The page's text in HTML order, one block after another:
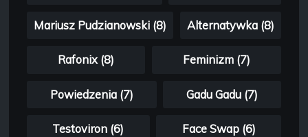
Mariusz Pudzianowski (8) Alternatywka (8)
Rafonix (8) Feminizm (7)
Powiedzenia (7) Gadu Gadu (7)
Testoviron (6) Face Swap (6)